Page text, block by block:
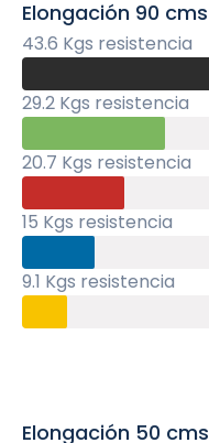
Elongación 90 cms
43.6 Kgs resistencia
29.2 Kgs resistencia
20.7 Kgs resistencia
15 Kgs resistencia
9.1 Kgs resistencia
Elongación 50 cms